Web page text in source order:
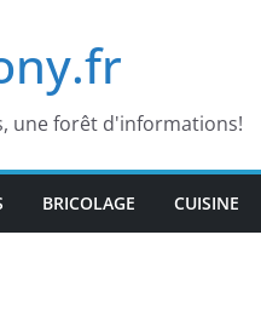
une forêt d'informations!
BRICOLAGE CUISINE